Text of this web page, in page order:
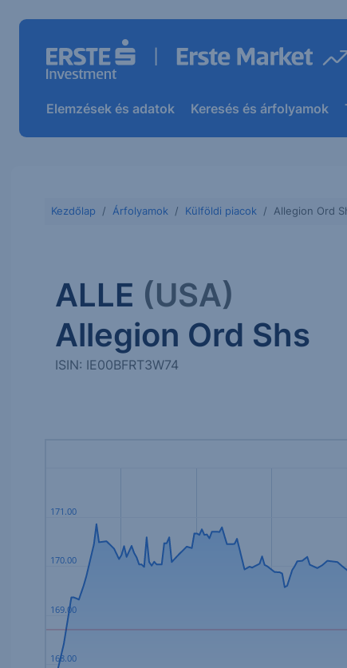
Elemzések és adatok Keresés és árfolyamok
Kezdőlap Árfolyamok Külföldi piacok Allegion Ord
ALLE (USA)
Allegion Ord Shs
ISIN: IE00BFRT3W74
168.00
169.00
170.00
171.00